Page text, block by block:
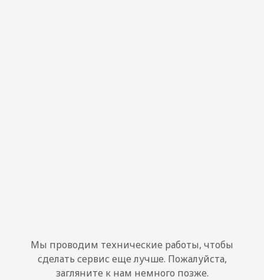
Мы проводим технические работы, чтобы
сделать сервис еще лучше. Пожалуйста,
загляните к нам немного позже.